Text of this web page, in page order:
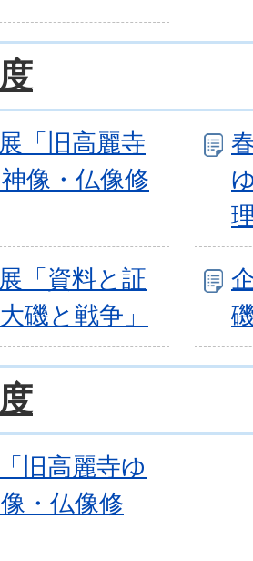
「旧高麗寺
像・仏像修
「資料と証
磯と戦争」
旧高麗寺ゆ
・仏像修